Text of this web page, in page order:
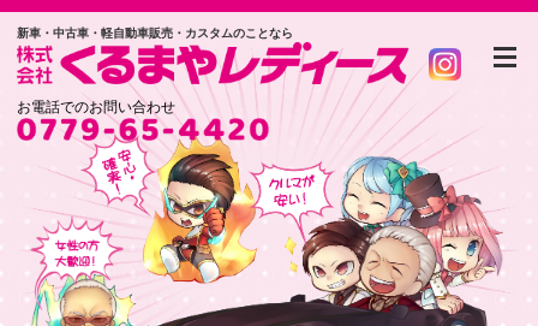
新車・中古車・軽自動車販売・カスタムのことなら
お電話でのお問い合わせ